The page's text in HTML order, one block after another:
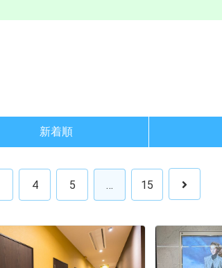
新着順
4 5 … 15